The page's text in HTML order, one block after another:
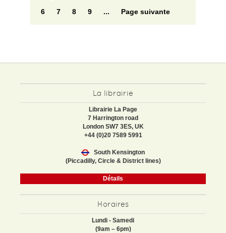
6
7 8 9 ... Page suivante
La librairie
Librairie La Page
7 Harrington road
London SW7 3ES, UK
+44 (0)20 7589 5991
South Kensington
(Piccadilly, Circle & District lines)
Détails
Horaires
Lundi - Samedi
(9am – 6pm)